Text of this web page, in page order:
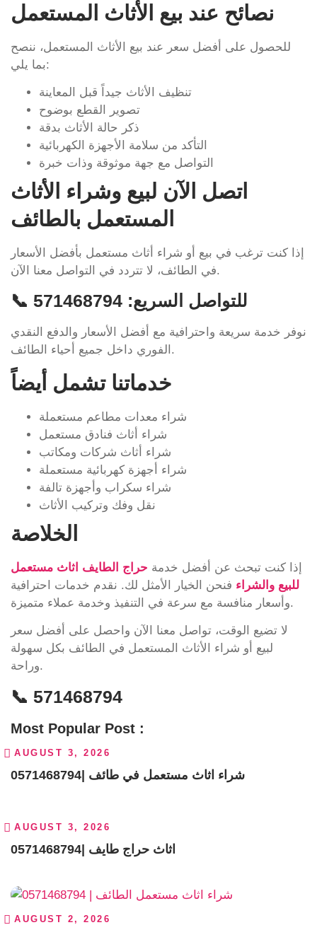
نصائح عند بيع الأثاث المستعمل
للحصول على أفضل سعر عند بيع الأثاث المستعمل، ننصح
بما يلي:
تنظيف الأثاث جيداً قبل المعاينة
تصوير القطع بوضوح
ذكر حالة الأثاث بدقة
التأكد من سلامة الأجهزة الكهربائية
التواصل مع جهة موثوقة وذات خبرة
اتصل الآن لبيع وشراء الأثاث
المستعمل بالطائف
إذا كنت ترغب في بيع أو شراء أثاث مستعمل بأفضل الأسعار
في الطائف، لا تتردد في التواصل معنا الآن.
📞 للتواصل السريع:
نوفر خدمة سريعة واحترافية مع أفضل الأسعار والدفع النقدي
الفوري داخل جميع أحياء الطائف.
خدماتنا تشمل أيضاً
شراء معدات مطاعم مستعملة
شراء أثاث فنادق مستعمل
شراء أثاث شركات ومكاتب
شراء أجهزة كهربائية مستعملة
شراء سكراب وأجهزة تالفة
نقل وفك وتركيب الأثاث
الخلاصة
إذا كنت تبحث عن أفضل خدمة حراج الطايف اثاث مستعمل
للبيع والشراء فنحن الخيار الأمثل لك. نقدم خدمات احترافية
وأسعار منافسة مع سرعة في التنفيذ وخدمة عملاء متميزة.
لا تضيع الوقت، تواصل معنا الآن واحصل على أفضل سعر
لبيع أو شراء الأثاث المستعمل في الطائف بكل سهولة
وراحة.
📞 571468794
Most Popular Post :
AUGUST 3, 2026
شراء اثاث مستعمل في طائف |0571468794
AUGUST 3, 2026
اثاث حراج طايف |0571468794
AUGUST 2, 2026